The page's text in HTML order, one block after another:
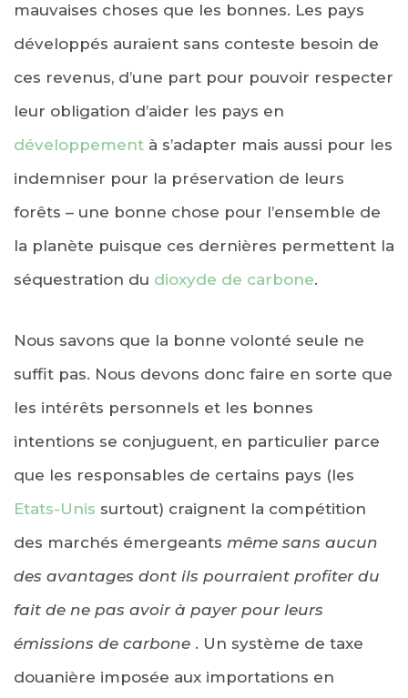
mauvaises choses que les bonnes. Les pays
développés auraient sans conteste besoin de
ces revenus, d’une part pour pouvoir respecter
leur obligation d’aider les pays en
développement à s’adapter mais aussi pour les
indemniser pour la préservation de leurs
forêts – une bonne chose pour l’ensemble de
la planète puisque ces dernières permettent la
séquestration du dioxyde de carbone.
Nous savons que la bonne volonté seule ne
suffit pas. Nous devons donc faire en sorte que
les intérêts personnels et les bonnes
intentions se conjuguent, en particulier parce
que les responsables de certains pays (les
Etats-Unis surtout) craignent la compétition
des marchés émergeants même sans aucun
des avantages dont ils pourraient profiter du
fait de ne pas avoir à payer pour leurs
émissions de carbone . Un système de taxe
douanière imposée aux importations en